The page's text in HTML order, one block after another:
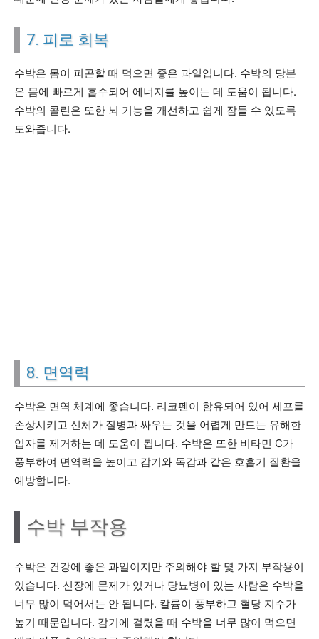
7. 피로 회복
수박은 몸이 피곤할 때 먹으면 좋은 과일입니다. 수박의 당분
은 몸에 빠르게 흡수되어 에너지를 높이는 데 도움이 됩니다.
수박의 콜린은 또한 뇌 기능을 개선하고 쉽게 잠들 수 있도록
도와줍니다.
8. 면역력
수박은 면역 체계에 좋습니다. 리코펜이 함유되어 있어 세포를
손상시키고 신체가 질병과 싸우는 것을 어렵게 만드는 유해한
입자를 제거하는 데 도움이 됩니다. 수박은 또한 비타민 C가
풍부하여 면역력을 높이고 감기와 독감과 같은 호흡기 질환을
예방합니다.
수박 부작용
수박은 건강에 좋은 과일이지만 주의해야 할 몇 가지 부작용이
있습니다. 신장에 문제가 있거나 당뇨병이 있는 사람은 수박을
너무 많이 먹어서는 안 됩니다. 칼륨이 풍부하고 혈당 지수가
높기 때문입니다. 감기에 걸렸을 때 수박을 너무 많이 먹으면